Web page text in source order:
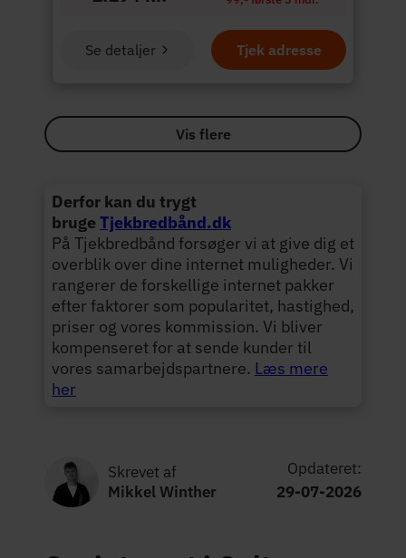
Tjek adresse
Se detaljer
Vis flere
Derfor kan du trygt
brugeTjekbredbånd.dk
På Tjekbredbånd forsøger vi at give dig et
overblik over dine internet muligheder. Vi
rangerer de forskellige internet pakker
efter faktorer som popularitet, hastighed,
priser og vores kommission. Vi bliver
kompenseret for at sende kunder til
vores samarbejdspartnere. Læs mere
her
Skrevet af
Mikkel Winther
Opdateret:
29-07-2026